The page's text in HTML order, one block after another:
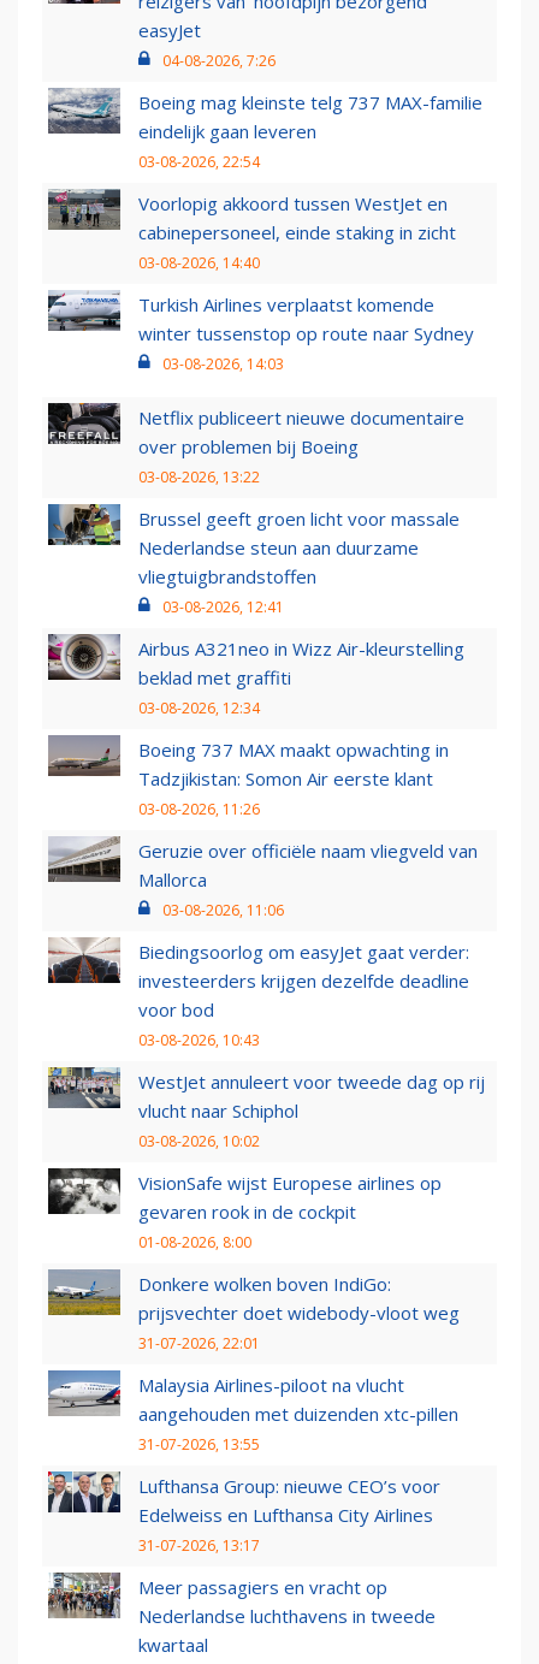
easyJet
04-08-2026, 7:26
Boeing mag kleinste telg 737 MAX-familie
eindelijk gaan leveren
03-08-2026, 22:54
Voorlopig akkoord tussen WestJet en
cabinepersoneel, einde staking in zicht
03-08-2026, 14:40
Turkish Airlines verplaatst komende
winter tussenstop op route naar Sydney
03-08-2026, 14:03
Netflix publiceert nieuwe documentaire
over problemen bij Boeing
03-08-2026, 13:22
Brussel geeft groen licht voor massale
Nederlandse steun aan duurzame
vliegtuigbrandstoffen
03-08-2026, 12:41
Airbus A321neo in Wizz Air-kleurstelling
beklad met graffiti
03-08-2026, 12:34
Boeing 737 MAX maakt opwachting in
Tadzjikistan: Somon Air eerste klant
03-08-2026, 11:26
Geruzie over officiële naam vliegveld van
Mallorca
03-08-2026, 11:06
Biedingsoorlog om easyJet gaat verder:
investeerders krijgen dezelfde deadline
voor bod
03-08-2026, 10:43
WestJet annuleert voor tweede dag op rij
vlucht naar Schiphol
03-08-2026, 10:02
VisionSafe wijst Europese airlines op
gevaren rook in de cockpit
01-08-2026, 8:00
Donkere wolken boven IndiGo:
prijsvechter doet widebody-vloot weg
31-07-2026, 22:01
Malaysia Airlines-piloot na vlucht
aangehouden met duizenden xtc-pillen
31-07-2026, 13:55
Lufthansa Group: nieuwe CEO’s voor
Edelweiss en Lufthansa City Airlines
31-07-2026, 13:17
Meer passagiers en vracht op
Nederlandse luchthavens in tweede
kwartaal